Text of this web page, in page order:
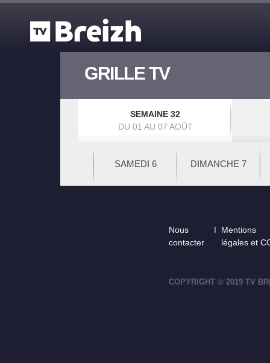
GRILLE TV
SEMAINE 32
DU 01 AU 07 AOÛT
SAMEDI 6 DIMANCHE 7
Footer
Nous
contacter
Mentions
légales et
COPYRIGHT © 2019 TV